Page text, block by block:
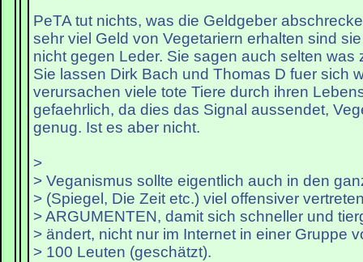
PeTA tut nichts, was die Geldgeber
sehr viel Geld von Vegetariern erhalten sind
nicht gegen Leder. Sie sagen auch selten was
Sie lassen Dirk Bach und Thomas D fuer sich
verursachen viele tote Tiere durch ihren
gefaehrlich, da dies das Signal aussendet,
genug. Ist es aber nicht.
>
> Veganismus sollte eigentlich auch in den
> (Spiegel, Die Zeit etc.) viel offensiver
> ARGUMENTEN, damit sich schneller und
> ändert, nicht nur im Internet in einer Gruppe
> 100 Leuten (geschätzt).